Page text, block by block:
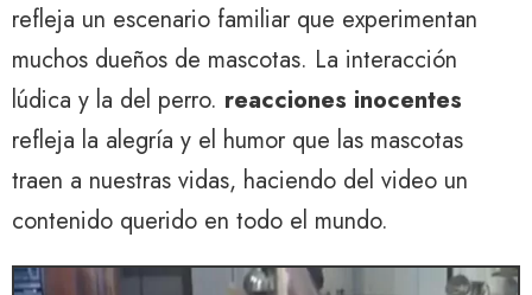
refleja un escenario familiar que experimentan
muchos dueños de mascotas. La interacción
lúdica y la del perro. reacciones inocentes
refleja la alegría y el humor que las mascotas
traen a nuestras vidas, haciendo del video un
contenido querido en todo el mundo.